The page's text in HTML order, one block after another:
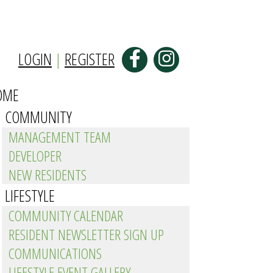
LOGIN | REGISTER
COMMUNITY
MANAGEMENT TEAM
DEVELOPER
NEW RESIDENTS
LIFESTYLE
COMMUNITY CALENDAR
RESIDENT NEWSLETTER SIGN UP
COMMUNICATIONS